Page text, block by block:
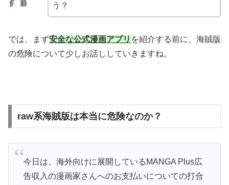
う？
では、まず安全な公式漫画アプリ を紹介する前に、海賊版
の危険について少しお話ししていきますね。
raw系海賊版は本当に危険なのか？
今日は、海外向けに展開しているMANGA Plus広
告収入の漫画家さんへのお支払いについての打合